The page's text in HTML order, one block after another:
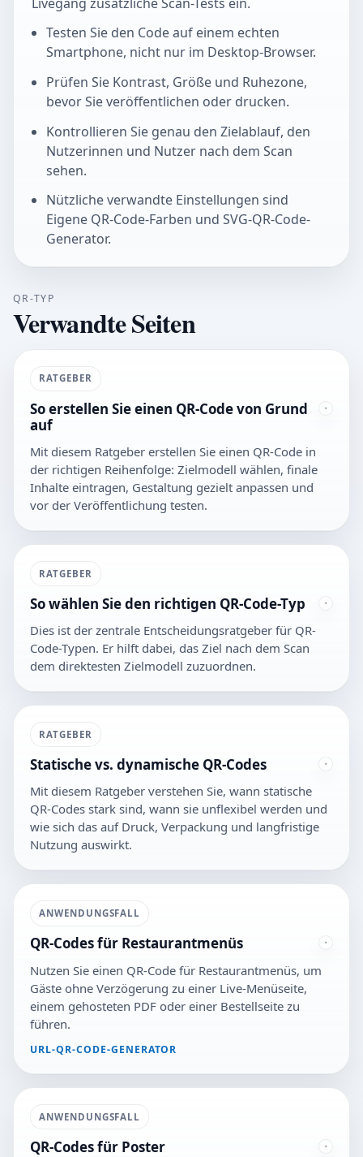
Testen Sie den Code auf einem echten
Smartphone, nicht nur im Desktop-Browser.
Prüfen Sie Kontrast, Größe und Ruhezone,
bevor Sie veröffentlichen oder drucken.
Kontrollieren Sie genau den Zielablauf, den
Nutzerinnen und Nutzer nach dem Scan
sehen.
Nützliche verwandte Einstellungen sind
Eigene QR-Code-Farben und SVG-QR-Code-
Generator.
QR-TYP
Verwandte Seiten
RATGEBER
So erstellen Sie einen QR-Code von Grund
auf
Mit diesem Ratgeber erstellen Sie einen QR-Code in
der richtigen Reihenfolge: Zielmodell wählen, finale
Inhalte eintragen, Gestaltung gezielt anpassen und
vor der Veröffentlichung testen.
RATGEBER
So wählen Sie den richtigen QR-Code-Typ
Dies ist der zentrale Entscheidungsratgeber für QR-
Code-Typen. Er hilft dabei, das Ziel nach dem Scan
dem direktesten Zielmodell zuzuordnen.
RATGEBER
Statische vs. dynamische QR-Codes
Mit diesem Ratgeber verstehen Sie, wann statische
QR-Codes stark sind, wann sie unflexibel werden und
wie sich das auf Druck, Verpackung und langfristige
Nutzung auswirkt.
ANWENDUNGSFALL
QR-Codes für Restaurantmenüs
Nutzen Sie einen QR-Code für Restaurantmenüs, um
Gäste ohne Verzögerung zu einer Live-Menüseite,
einem gehosteten PDF oder einer Bestellseite zu
führen.
URL-QR-CODE-GENERATOR
ANWENDUNGSFALL
QR-Codes für Poster